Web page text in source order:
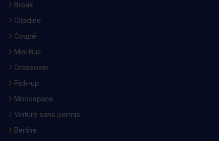
Break
Citadine
Coupé
Mini Bus
Crossover
Pick-up
Monospace
Voiture sans permis
Berline